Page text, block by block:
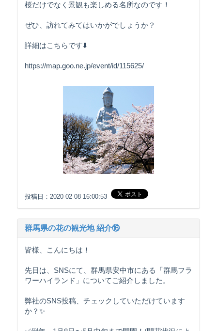
桜だけでなく景観も楽しめる名所なのです！
ぜひ、訪れてみてはいかがでしょうか？
詳細はこちらです⬇️
https://map.goo.ne.jp/event/id/115625/
投稿日：2020-02-08 16:00:53
群馬県の花の観光地 紹介⑯
皆様、こんにちは！
先日は、SNSにて、群馬県安中市にある「群馬フラ
ワーハイランド」についてご紹介しました。
弊社のSNS投稿、チェックしていただけています
か？✨